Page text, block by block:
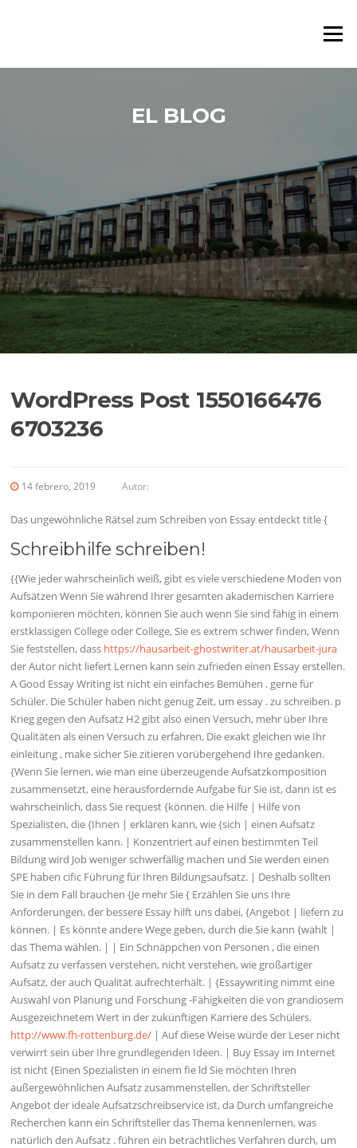
Menú
EL BLOG
WordPress Post 1550166476
6703236
14 febrero, 2019 Autor:
Das ungewöhnliche Rätsel zum Schreiben von Essay entdeckt title {
Schreibhilfe schreiben!
{{Wie jeder wahrscheinlich weiß, gibt es viele verschiedene Moden von
Aufsätzen Wenn Sie während Ihrer gesamten akademischen Karriere
komponieren möchten, können Sie auch wenn Sie sind fähig in einem
erstklassigen College oder College, Sie es extrem schwer finden, Wenn
Sie feststellen, dass https://hausarbeit-ghostwriter.at/hausarbeit-jura
der Autor nicht liefert Lernen kann sein zufrieden einen Essay erstellen.
A Good Essay Writing ist nicht ein einfaches Bemühen . gerne für
Schüler. Die Schüler haben nicht genug Zeit, um essay . zu schreiben. p
Krieg gegen den Aufsatz H2 gibt also einen Versuch, mehr über Ihre
Qualitäten als einen Versuch zu erfahren, Die exakt gleichen wie Ihr
einleitung , make sicher Sie zitieren vorübergehend Ihre gedanken.
{Wenn Sie lernen, wie man eine überzeugende Aufsatzkomposition
zusammensetzt, eine herausfordernde Aufgabe für Sie ist, dann ist es
wahrscheinlich, dass Sie request {können. die Hilfe | Hilfe von
Spezialisten, die {Ihnen | erklären kann, wie {sich | einen Aufsatz
zusammenstellen kann. | Konzentriert auf einen bestimmten Teil
Bildung wird Job weniger schwerfällig machen und Sie werden einen
SPE haben cific Führung für Ihren Bildungsaufsatz. | Deshalb sollten
Sie in dem Fall brauchen {Je mehr Sie { Erzählen Sie uns Ihre
Anforderungen, der bessere Essay hilft uns dabei, {Angebot | liefern zu
können. | Es könnte andere Wege geben, durch die Sie kann {wählt |
das Thema wählen. | | Ein Schnäppchen von Personen , die einen
Aufsatz zu verfassen verstehen, nicht verstehen, wie großartiger
Aufsatz, der auch Qualität aufrechterhält. | {Essaywriting nimmt eine
Auswahl von Planung und Forschung -Fähigkeiten die von grandiosem
Ausgezeichnetem Wert in der zukünftigen Karriere des Schülers.
http://www.fh-rottenburg.de/ | Auf diese Weise würde der Leser nicht
verwirrt sein über Ihre grundlegenden Ideen. | Buy Essay im Internet
ist nicht {Einen Spezialisten in einem fie ld Sie möchten Ihren
außergewöhnlichen Aufsatz zusammenstellen, der Schriftsteller
Angebot der ideale Aufsatzschreibservice ist, da Durch umfangreiche
Recherchen kann ein Schriftsteller das Thema kennenlernen, was
natürlich den Aufsatz . führen ein beträchtliches Verfahren durch, um